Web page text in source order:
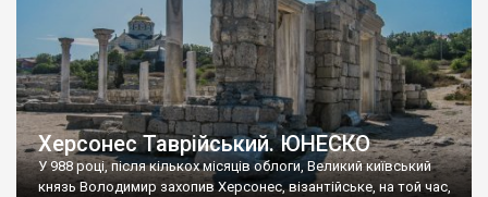
Херсонес Таврійський. ЮНЕСКО
У 988 році, після кількох місяців облоги, Великий київський
князь Володимир захопив Херсонес, візантійське, на той час,